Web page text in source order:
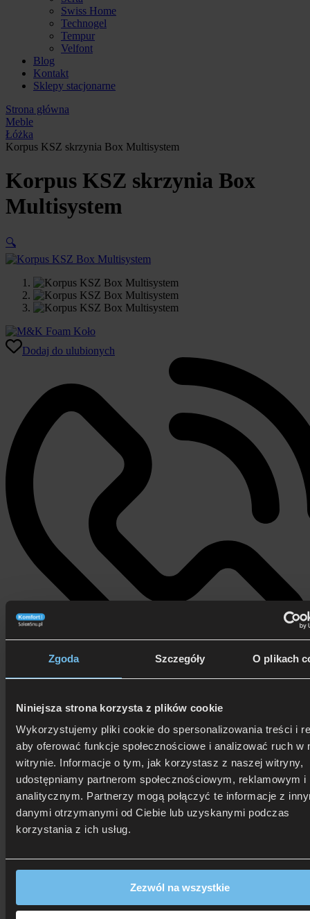
Zgoda Szczegóły O plikach
Niniejsza strona korzysta z plików cookie
Wykorzystujemy pliki cookie do spersonalizowania treści i
aby oferować funkcje społecznościowe i analizować ruch w
witrynie. Informacje o tym, jak korzystasz z naszej witryny,
udostępniamy partnerom społecznościowym, reklamowym i
analitycznym. Partnerzy mogą połączyć te informacje z
danymi otrzymanymi od Ciebie lub uzyskanymi podczas
korzystania z ich usług.
Zezwól na wszystkie
Swiss Home
Technogel
Tempur
Velfont
Blog
Kontakt
Sklepy stacjonarne
Strona główna
Meble
Łóżka
Korpus KSZ skrzynia Box Multisystem
Korpus KSZ skrzynia Box
Multisystem
🔍
Dodaj do ulubionych
Zadzwoń i dowiedz się, jak dostać rabat!
Opis Dodatkowe informacje Opinie
Podstawa BOX Multisystem – korpusKSZto nowoczesny korpus
z pojemnikiem na pościel. Stelaż wykonany z listew giętych
osadzonych w górnej, otwieranej części, która po zamknięciu lekko
nachodzi na dolną, tworząc niebanalny design. To doskonałe
rozwiązanie do małych pomieszczeń gdyż podstawa nie zajmuje
dużo miejsca. Korpus przystosowany jest do zamontowania
z dowolnym zagłówkiem lub jako samodzielne łóżko.
Korpus KSZ skrzynia Box Multisystem